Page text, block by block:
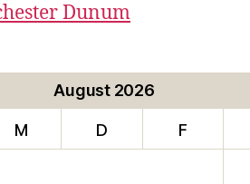
Dunum
August 2026
M D F